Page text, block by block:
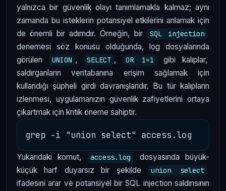
yalnızca bir güvenlik olayı tanımlamakla kalmaz; aynı
zamanda bu isteklerin potansiyel etkilerini anlamak için
de önemli bir adımdır. Örneğin, bir
SQL injection
denemesi söz konusu olduğunda, log dosyalarında
görülen
UNION , SELECT , OR 1=1
gibi kalıplar,
saldırganların veritabanına erişim sağlamak için
kullandığı şüpheli girdi davranışlarıdır. Bu tür kalıpların
izlenmesi, uygulamanızın güvenlik zafiyetlerini ortaya
çıkartmak için kritik öneme sahiptir.
Yukarıdaki komut, access.log
dosyasında büyük-
küçük harf duyarsız bir şekilde
union select
ifadesini arar ve potansiyel bir SQL injection saldırısının